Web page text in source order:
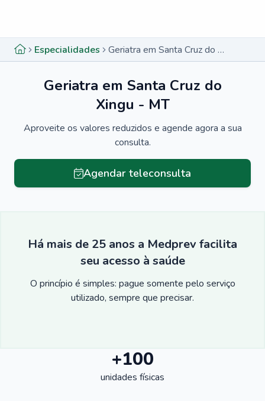
Especialidades Geriatra em Santa Cruz do Xingu - MT
Geriatra em Santa Cruz do
Xingu - MT
Aproveite os valores reduzidos e agende agora a sua
consulta.
Agendar teleconsulta
Há mais de 25 anos a Medprev facilita
seu acesso à saúde
O princípio é simples: pague somente pelo serviço
utilizado, sempre que precisar.
+100
unidades físicas